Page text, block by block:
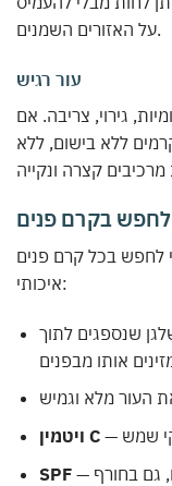
על האזורים השמנים.
עור רגיש
גירוי, צריבה. אם
ללא בישום, ללא
לחפש בכל קרם פנים
איכותי:
שנספגים לתוך
אותו מבפנים
העור מלא וגמיש
ויטמין C
שמש
SPF
גם בחורף